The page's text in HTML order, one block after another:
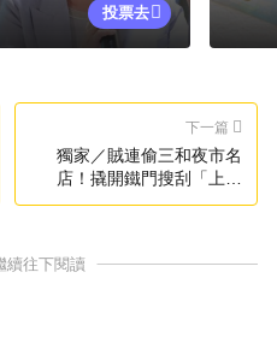
投票去
下一篇
獨家／賊連偷三和夜市名
店！撬開鐵門搜刮「上萬
元」
續往下閱讀